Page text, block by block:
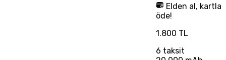
Elden al, kartla
öde!
1.800 TL
6 taksit